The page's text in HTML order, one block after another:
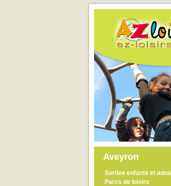
Aveyron
Sorties enfants et ados
Parcs de loisirs